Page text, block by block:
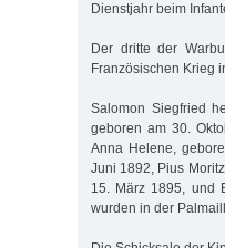
Dienstjahr beim
Der dritte der
Französischen Krieg
Salomon Siegfried
geboren am 30.
Anna Helene,
Juni 1892, Pius
15. März 1895, und
wurden in der